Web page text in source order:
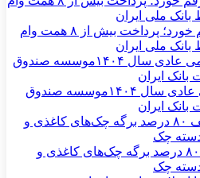
در چهار ماه نخست ۱۴۰۵ رقم خورد؛ پرداخت بیش از ۸ همت وام
ملی ایران
برگزاری جلسه مجمع عمومی عادی سال ۱۴۰۴موسسه صندوق
بانک ایران
محاسبه جداگانه تعیین تکلیف ۸۰ درصد برگه چک‌های کاغذی و
دسته چک